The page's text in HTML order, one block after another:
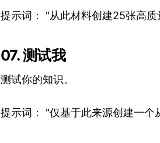
提示词： "从此材料创建25张高
07. 测试我
测试你的知识。
提示词： "仅基于此来源创建一